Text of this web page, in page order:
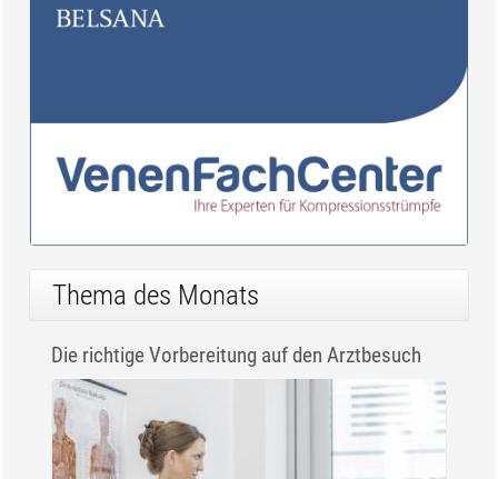
Thema des Monats
Die richtige Vorbereitung auf den Arztbesuch